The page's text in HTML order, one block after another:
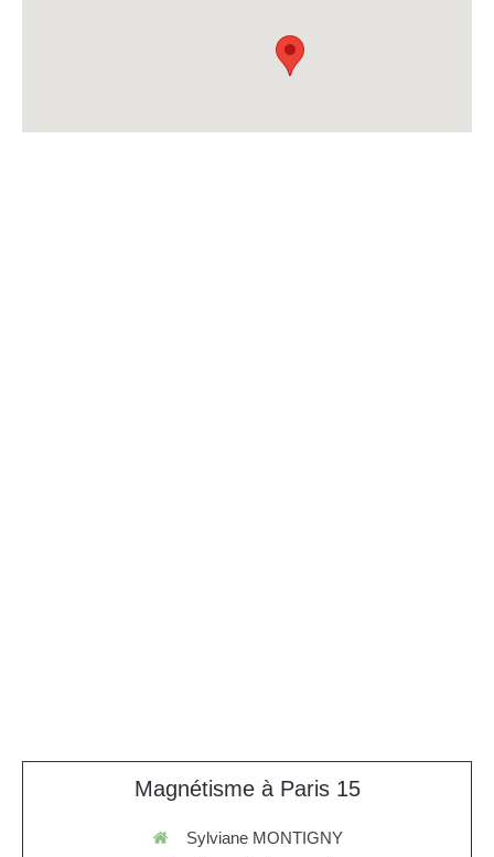
Magnétisme à Paris 15
Sylviane MONTIGNY